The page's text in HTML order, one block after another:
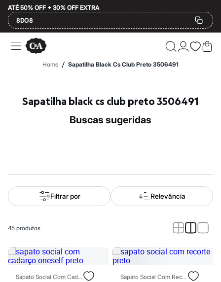
ATÉ 50% OFF + 30% OFF EXTRA
8DO8
Ofertas
Compre por Departamento
Mindse7
Plus Size
2 calçados por R$189
2 peças por R$199
A partir de 60% off
Feminino
Em alta
Inverno
Roupas
Básicos
Calças
Casacos e Jaquetas
Jeans
Home / Sapatilha Black Cs Club Preto 3506491
Sapatilha black cs club preto 3506491
buscas sugeridas
Filtrar por Relevância
45 produtos
Sapato Social Com Cadarço Oneself Preto Sapato Social Com Recorte Preto